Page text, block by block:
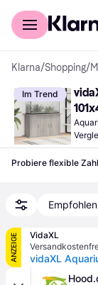
Für Shopper
Klarna/Shopping/
Im Trend
Probiere flexible
Empfohlen
ANZEIGE
VidaXL